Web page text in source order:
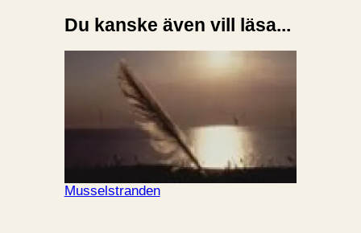
Du kanske även vill läsa...
Musselstranden